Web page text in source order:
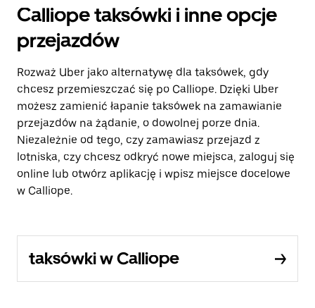
Calliope taksówki i inne opcje
przejazdów
Rozważ Uber jako alternatywę dla taksówek, gdy
chcesz przemieszczać się po Calliope. Dzięki Uber
możesz zamienić łapanie taksówek na zamawianie
przejazdów na żądanie, o dowolnej porze dnia.
Niezależnie od tego, czy zamawiasz przejazd z
lotniska, czy chcesz odkryć nowe miejsca, zaloguj się
online lub otwórz aplikację i wpisz miejsce docelowe
w Calliope.
taksówki w Calliope